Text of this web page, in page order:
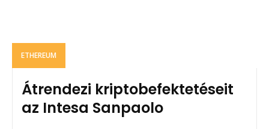
ETHEREUM
Átrendezi kriptobefektetéseit
az Intesa Sanpaolo